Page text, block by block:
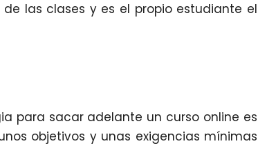
las clases y es el propio estudiante el
para sacar adelante un curso online es
objetivos y unas exigencias mínimas